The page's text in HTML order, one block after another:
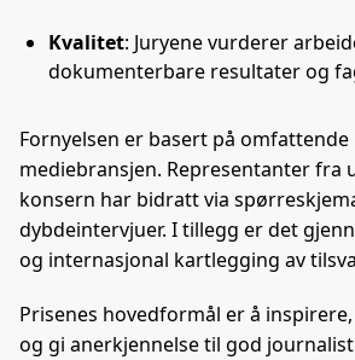
Kvalitet: Juryene vurderer
dokumenterbare resultater og
Fornyelsen er basert på
mediebransjen. Representanter fra
konsern har bidratt via
dybdeintervjuer. I tillegg er det
og internasjonal kartlegging av
Prisenes hovedformål er å
og gi anerkjennelse til god